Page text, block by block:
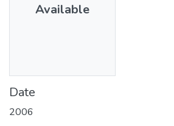
Available
Date
2006